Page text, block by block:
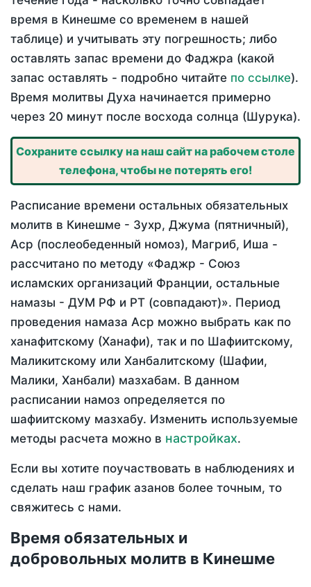
время в Кинешме со временем в нашей
таблице) и учитывать эту погрешность; либо
оставлять запас времени до Фаджра (какой
запас оставлять - подробно читайте по ссылке).
Время молитвы Духа начинается примерно
через 20 минут после восхода солнца (Шурука).
Сохраните ссылку на наш сайт на рабочем столе
телефона, чтобы не потерять его!
Расписание времени остальных обязательных
молитв в Кинешме - Зухр, Джума (пятничный),
Аср (послеобеденный номоз), Магриб, Иша -
рассчитано по методу «Фаджр - Союз
исламских организаций Франции, остальные
намазы - ДУМ РФ и РТ (совпадают)». Период
проведения намаза Аср можно выбрать как по
ханафитскому (Ханафи), так и по Шафиитскому,
Маликитскому или Ханбалитскому (Шафии,
Малики, Ханбали) мазхабам. В данном
расписании намоз определяется по
шафиитскому мазхабу. Изменить используемые
методы расчета можно в настройках.
Если вы хотите поучаствовать в наблюдениях и
сделать наш график азанов более точным, то
свяжитесь с нами.
Время обязательных и
добровольных молитв в Кинешме